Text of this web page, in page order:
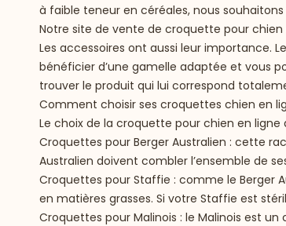
à faible teneur en céréales, nous
Notre site de vente de croquette pour
Les accessoires ont aussi leur importance.
bénéficier d’une gamelle adaptée et vous
trouver le produit qui lui correspond
Comment choisir ses croquettes chien en
Le choix de la croquette pour chien en
Croquettes pour Berger Australien : cette
Australien doivent combler l’ensemble de
Croquettes pour Staffie : comme le Berger
en matières grasses. Si votre Staffie est
Croquettes pour Malinois : le Malinois est